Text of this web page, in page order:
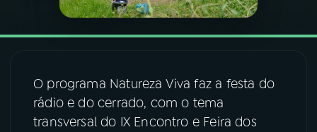
PODCASTS
07ÚLTIMAS
O programa Natureza Viva faz a festa do
rádio e do cerrado, com o tema
transversal do IX Encontro e Feira dos